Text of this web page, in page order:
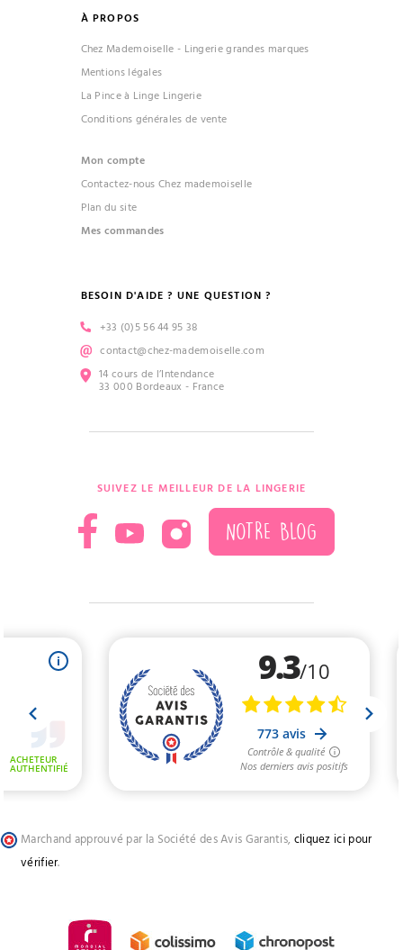
À PROPOS
Chez Mademoiselle - Lingerie grandes marques
Mentions légales
La Pince à Linge Lingerie
Conditions générales de vente
Mon compte
Contactez-nous Chez mademoiselle
Plan du site
Mes commandes
BESOIN D'AIDE ? UNE QUESTION ?
+33 (0)5 56 44 95 38
contact@chez-mademoiselle.com
14 cours de l’Intendance
33 000 Bordeaux - France
SUIVEZ LE MEILLEUR DE LA LINGERIE
NOTRE BLOG
Marchand approuvé par la Société des Avis Garantis, cliquez ici pour
vérifier.